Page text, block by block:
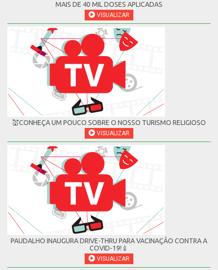
MAIS DE 40 MIL DOSES APLICADAS
VISUALIZAR
💒CONHEÇA UM POUCO SOBRE O NOSSO TURISMO RELIGIOSO
VISUALIZAR
PAUDALHO INAUGURA DRIVE-THRU PARA VACINAÇÃO CONTRA A
COVID-19!💉
VISUALIZAR